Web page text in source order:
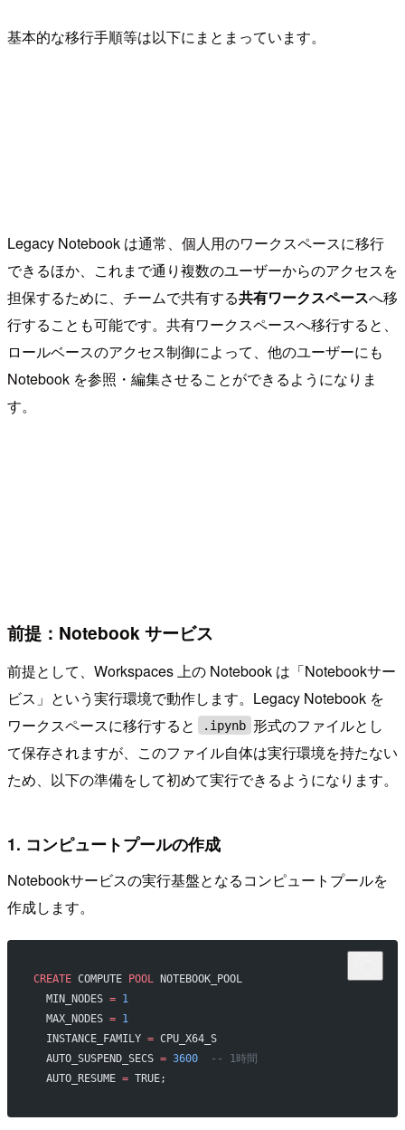
基本的な移行手順等は以下にまとまっています。
Legacy Notebook は通常、個人用のワークスペースに移行
できるほか、これまで通り複数のユーザーからのアクセスを
担保するために、チームで共有する共有ワークスペースへ移
行することも可能です。共有ワークスペースへ移行すると、
ロールベースのアクセス制御によって、他のユーザーにも
Notebook を参照・編集させることができるようになりま
す。
前提：Notebook サービス
前提として、Workspaces 上の Notebook は「Notebookサー
ビス」という実行環境で動作します。Legacy Notebook を
ワークスペースに移行すると
.ipynb 形式のファイルとし
て保存されますが、このファイル自体は実行環境を持たない
ため、以下の準備をして初めて実行できるようになります。
1. コンピュートプールの作成
Notebookサービスの実行基盤となるコンピュートプールを
作成します。
CREATE COMPUTE POOL NOTEBOOK_POOL
  MIN_NODES
= 1
  MAX_NODES
= 1
  INSTANCE_FAMILY
= CPU_X64_S
  AUTO_SUSPEND_SECS
= 3600
  -- 1時間
  AUTO_RESUME
= TRUE;